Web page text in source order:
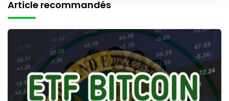
Article recommandés